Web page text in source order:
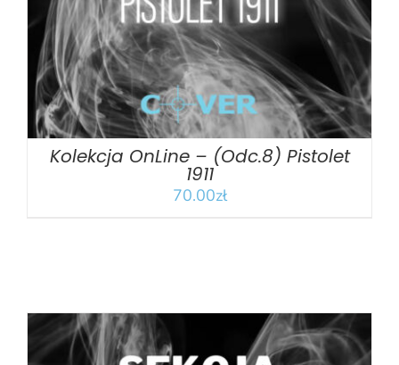
Kolekcja OnLine – (Odc.8) Pistolet
1911
70.00zł